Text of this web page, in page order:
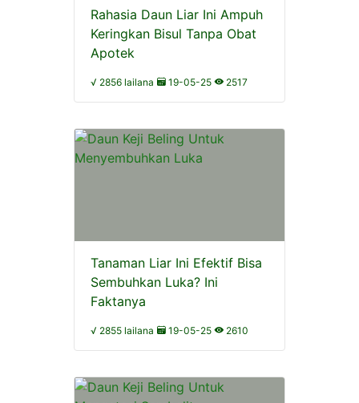
Rahasia Daun Liar Ini Ampuh
Keringkan Bisul Tanpa Obat
Apotek
√ 2856 lailana 19-05-25 2517
Tanaman Liar Ini Efektif Bisa
Sembuhkan Luka? Ini
Faktanya
√ 2855 lailana 19-05-25 2610